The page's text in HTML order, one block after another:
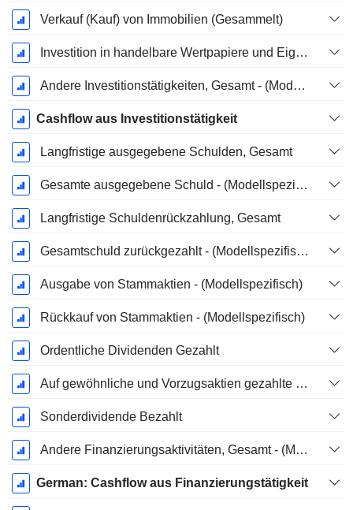
Verkauf (Kauf) von Immobilien (Gesammelt)
Investition in handelbare Wertpapiere und Eigenkapitalinstrumente, Gesamt - (Modellspezifisch)
Andere Investitionstätigkeiten, Gesamt - (Modellspezifisch)
Cashflow aus Investitionstätigkeit
Langfristige ausgegebene Schulden, Gesamt
Gesamte ausgegebene Schuld - (Modellspezifisch)
Langfristige Schuldenrückzahlung, Gesamt
Gesamtschuld zurückgezahlt - (Modellspezifisch)
Ausgabe von Stammaktien - (Modellspezifisch)
Rückkauf von Stammaktien - (Modellspezifisch)
Ordentliche Dividenden Gezahlt
Auf gewöhnliche und Vorzugsaktien gezahlte Dividenden
Sonderdividende Bezahlt
Andere Finanzierungsaktivitäten, Gesamt - (Modellspezifisch)
German: Cashflow aus Finanzierungstätigkeit